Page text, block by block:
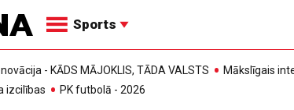
Sports
- KĀDS MĀJOKLIS, TĀDA VALSTS
Mākslīgais
izcilības
PK futbolā - 2026